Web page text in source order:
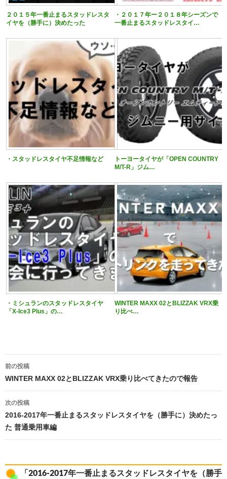
２０１５年一番止まるスタッドレスタ
イヤを（勝手に）決めたった
・２０１７年ー２０１８年シーズンで
一番止まるスタッドレスタイ…
・スタッドレスタイヤ不足情報など
トーヨータイヤが「OPEN COUNTRY
M/T-R」ジム…
・ミシュランのスタッドレスタイヤ
「X-Ice3 Plus」の…
WINTER MAXX 02とBLIZZAK VRX乗
り比べ…
稿
ナ
ビ
ゲ
ー
シ
前の投稿
WINTER MAXX 02とBLIZZAK VRX乗り比べてきたので報告
次の投稿
2016-2017年一番止まるスタッドレスタイヤを（勝手に）決めたっ
た 普通乗用車編
「2016-2017年一番止まるスタッドレスタイヤを（勝手